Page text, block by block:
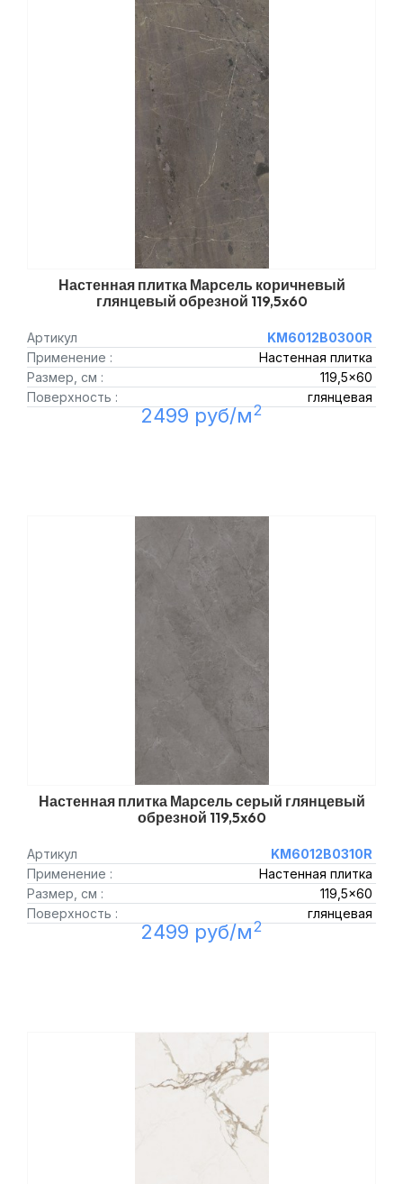
Настенная плитка Марсель коричневый
глянцевый обрезной 119,5x60
Артикул
KM6012B0300R
Применение :
Настенная плитка
Размер, см :
119,5x60
Поверхность :
глянцевая
2499 руб/м2
Настенная плитка Марсель серый глянцевый
обрезной 119,5x60
Артикул
KM6012B0310R
Применение :
Настенная плитка
Размер, см :
119,5x60
Поверхность :
глянцевая
2499 руб/м2